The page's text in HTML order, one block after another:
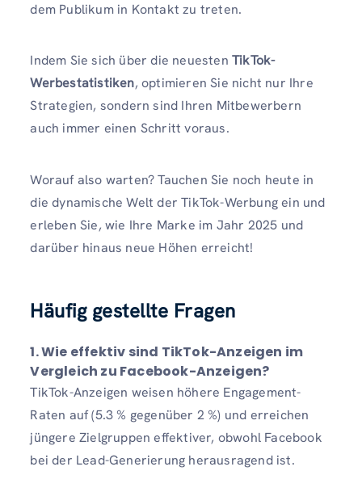
dem Publikum in Kontakt zu treten.
Indem Sie sich über die neuesten TikTok-
Werbestatistiken, optimieren Sie nicht nur Ihre
Strategien, sondern sind Ihren Mitbewerbern
auch immer einen Schritt voraus.
Worauf also warten? Tauchen Sie noch heute in
die dynamische Welt der TikTok-Werbung ein und
erleben Sie, wie Ihre Marke im Jahr 2025 und
darüber hinaus neue Höhen erreicht!
Häufig gestellte Fragen
1.Wie effektiv sind TikTok-Anzeigen im
Vergleich zu Facebook-Anzeigen?
TikTok-Anzeigen weisen höhere Engagement-
Raten auf (5.3 % gegenüber 2 %) und erreichen
jüngere Zielgruppen effektiver, obwohl Facebook
bei der Lead-Generierung herausragend ist.